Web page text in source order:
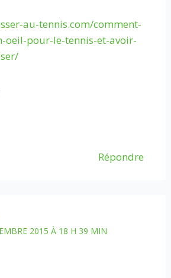
au-tennis.com/comment-
oeil-pour-le-tennis-et-avoir-
Répondre
2015 À 18 H 39 MIN